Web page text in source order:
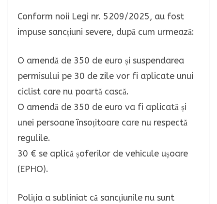
Conform noii Legi nr. 5209/2025, au fost
impuse sancțiuni severe, după cum urmează:
O amendă de 350 de euro și suspendarea
permisului pe 30 de zile vor fi aplicate unui
ciclist care nu poartă cască.
O amendă de 350 de euro va fi aplicată și
unei persoane însoțitoare care nu respectă
regulile.
30 € se aplică șoferilor de vehicule ușoare
(EPHO).
Poliția a subliniat că sancțiunile nu sunt